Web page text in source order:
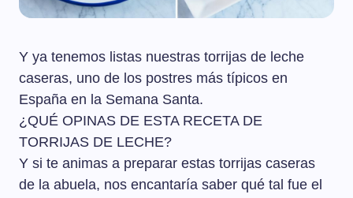
Y ya tenemos listas nuestras torrijas de leche
caseras, uno de los postres más típicos en
España en la Semana Santa.
¿QUÉ OPINAS DE ESTA RECETA DE
TORRIJAS DE LECHE?
Y si te animas a preparar estas torrijas caseras
de la abuela, nos encantaría saber qué tal fue el